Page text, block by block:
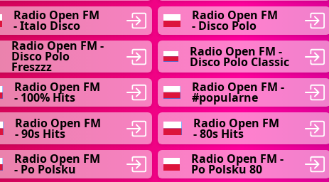
Radio Open FM
- Italo Disco
Radio Open FM
- Disco Polo
Radio Open FM -
Disco Polo
Freszzz
Radio Open FM -
Disco Polo Classic
Radio Open FM
- 100% Hits
Radio Open FM -
#popularne
Radio Open FM
- 90s Hits
Radio Open FM
- 80s Hits
Radio Open FM
- Po Polsku
Radio Open FM -
Po Polsku 80